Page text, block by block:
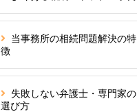
当事務所の相続問題解決の特
徴
失敗しない弁護士・専門家の
選び方